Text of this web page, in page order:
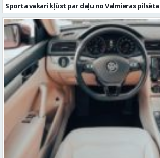
Sporta vakari kļūst par daļu no Valmieras